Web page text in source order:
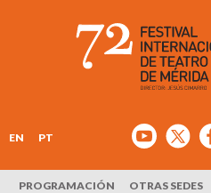
EN PT
PROGRAMACIÓN OTRAS SEDES